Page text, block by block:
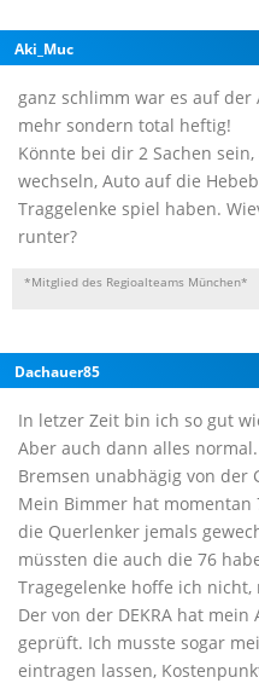
Aki_Muc
ganz schlimm war es auf
mehr sondern total heftig!
Könnte bei dir 2 Sachen
wechseln, Auto auf die
Traggelenke spiel haben.
runter?
*Mitglied des Regioalteams München*
Dachauer85
In letzer Zeit bin ich so gut
Aber auch dann alles
Bremsen unabhägig von der
Mein Bimmer hat momentan
die Querlenker jemals
müssten die auch die 76
Tragegelenke hoffe ich
Der von der DEKRA hat
geprüft. Ich musste sogar
eintragen lassen,